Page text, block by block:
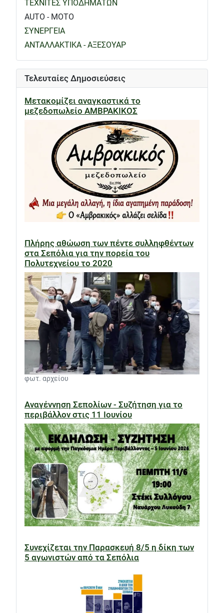
ΤΕΧΝΙΤΕΣ ΥΠΟΔΗΜΑΤΩΝ
AUTO - MOTO
ΣΥΝΕΡΓΕΙΑ
ΑΝΤΑΛΛΑΚΤΙΚΑ - ΑΞΕΣΟΥΑΡ
Τελευταίες Δημοσιεύσεις
Μετακομίζει αναγκαστικά το
μεζεδοπωλείο ΑΜΒΡΑΚΙΚΟΣ
Πλήρης αθώωση των πέντε συλληφθέντων
στα Σεπόλια για την πορεία του
Πολυτεχνείου το 2020
φωτ. αρχείου
Αναγέννηση Σεπολίων - Συζήτηση για το
περιβάλλον στις 11 Ιουνίου
Συνεχίζεται την Παρασκευή 8/5 η δίκη των
5 αγωνιστών από τα Σεπόλια